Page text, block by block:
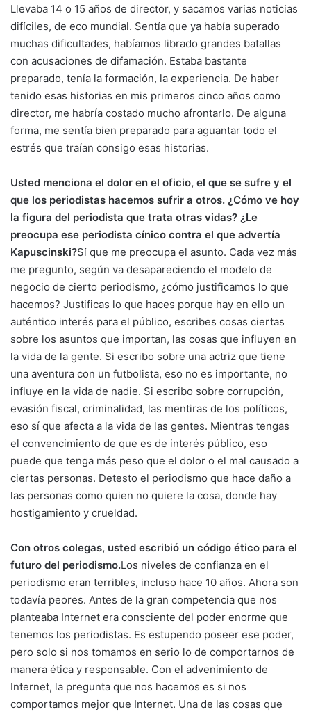
Llevaba 14 o 15 años de director, y sacamos varias noticias
difíciles, de eco mundial. Sentía que ya había superado
muchas dificultades, habíamos librado grandes batallas
con acusaciones de difamación. Estaba bastante
preparado, tenía la formación, la experiencia. De haber
tenido esas historias en mis primeros cinco años como
director, me habría costado mucho afrontarlo. De alguna
forma, me sentía bien preparado para aguantar todo el
estrés que traían consigo esas historias.
Usted menciona el dolor en el oficio, el que se sufre y el
que los periodistas hacemos sufrir a otros. ¿Cómo ve hoy
la figura del periodista que trata otras vidas? ¿Le
preocupa ese periodista cínico contra el que advertía
Kapuscinski?Sí que me preocupa el asunto. Cada vez más
me pregunto, según va desapareciendo el modelo de
negocio de cierto periodismo, ¿cómo justificamos lo que
hacemos? Justificas lo que haces porque hay en ello un
auténtico interés para el público, escribes cosas ciertas
sobre los asuntos que importan, las cosas que influyen en
la vida de la gente. Si escribo sobre una actriz que tiene
una aventura con un futbolista, eso no es importante, no
influye en la vida de nadie. Si escribo sobre corrupción,
evasión fiscal, criminalidad, las mentiras de los políticos,
eso sí que afecta a la vida de las gentes. Mientras tengas
el convencimiento de que es de interés público, eso
puede que tenga más peso que el dolor o el mal causado a
ciertas personas. Detesto el periodismo que hace daño a
las personas como quien no quiere la cosa, donde hay
hostigamiento y crueldad.
Con otros colegas, usted escribió un código ético para el
futuro del periodismo.Los niveles de confianza en el
periodismo eran terribles, incluso hace 10 años. Ahora son
todavía peores. Antes de la gran competencia que nos
planteaba Internet era consciente del poder enorme que
tenemos los periodistas. Es estupendo poseer ese poder,
pero solo si nos tomamos en serio lo de comportarnos de
manera ética y responsable. Con el advenimiento de
Internet, la pregunta que nos hacemos es si nos
comportamos mejor que Internet. Una de las cosas que